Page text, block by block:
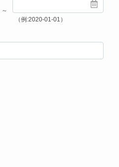
～
（例:2020-01-01）